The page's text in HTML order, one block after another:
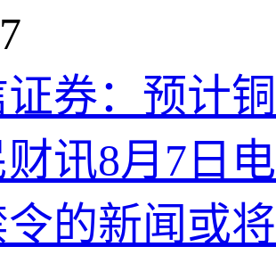
证券：预计
财讯8月7日
令的新闻或